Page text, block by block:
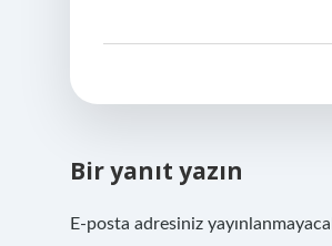
Bir yanıt yazın
E-posta adresiniz